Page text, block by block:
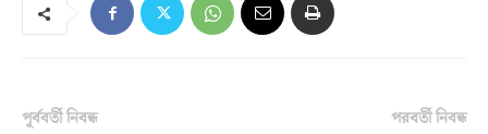
পূর্ববর্তী নিবন্ধ
পরবর্তী নিবন্ধ